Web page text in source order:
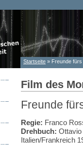
Sie sind hier
Startseite » Freunde fürs
Film des
Freunde
Regie: Franco
Drehbuch: Ottavio
Italien/Frankreich